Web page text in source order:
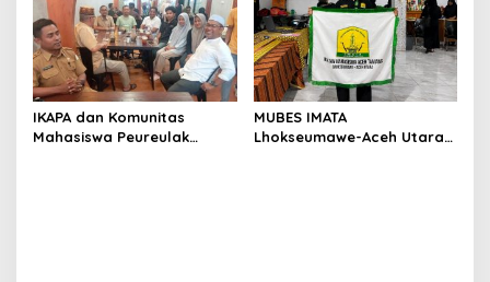
IKAPA dan Komunitas
Mahasiswa Peureulak
MUBES IMATA
Lhokseumawe-Aceh Utara